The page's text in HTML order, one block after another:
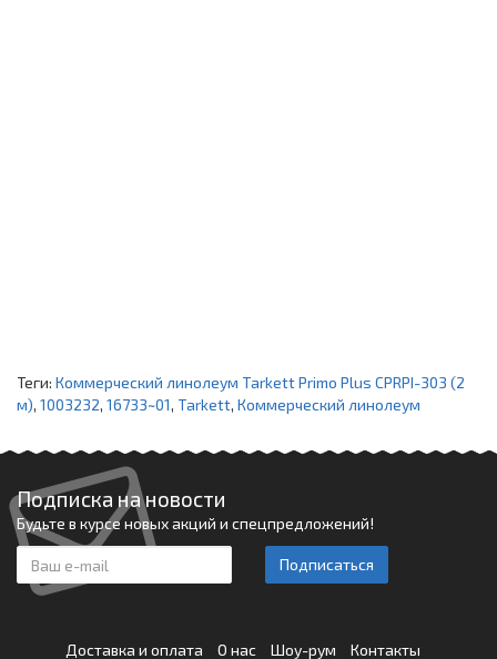
Теги: Коммерческий линолеум Tarkett Primo Plus CPRPI-303 (2
м), 1003232, 16733~01, Tarkett, Коммерческий линолеум
Подписка на новости
Будьте в курсе новых акций и спецпредложений!
Подписаться
Доставка и оплата О нас Шоу-рум Контакты